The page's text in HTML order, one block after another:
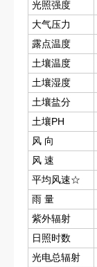
光照强度
大气压力
露点温度
土壤温度
土壤湿度
土壤盐分
土壤PH
风 向
风 速
平均风速☆
雨 量
紫外辐射
日照时数
光电总辐射